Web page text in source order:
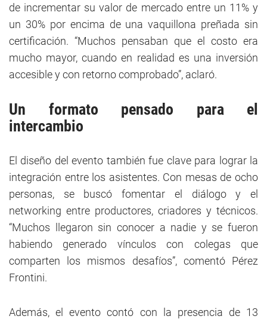
de incrementar su valor de mercado entre un 11% y
un 30% por encima de una vaquillona preñada sin
certificación. “Muchos pensaban que el costo era
mucho mayor, cuando en realidad es una inversión
accesible y con retorno comprobado”, aclaró.
Un formato pensado para el
intercambio
El diseño del evento también fue clave para lograr la
integración entre los asistentes. Con mesas de ocho
personas, se buscó fomentar el diálogo y el
networking entre productores, criadores y técnicos.
“Muchos llegaron sin conocer a nadie y se fueron
habiendo generado vínculos con colegas que
comparten los mismos desafíos”, comentó Pérez
Frontini.
Además, el evento contó con la presencia de 13